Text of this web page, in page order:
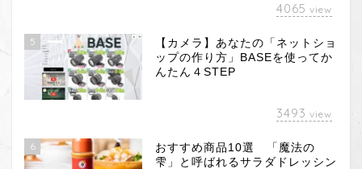
4065 view
5
【カメラ】あなたの「ネットショ
ップの作り方」BASEを使ってか
んたん４STEP
3493 view
6
おすすめ商品10選 「魔法の
雫」と呼ばれるサラダドレッシン